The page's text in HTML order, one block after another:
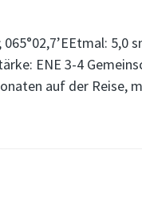
5,0
ENE 3-4
auf der Reise,